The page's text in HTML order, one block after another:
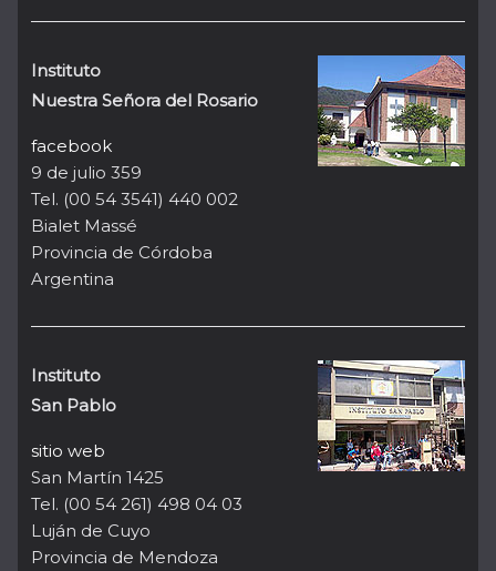
Instituto
Nuestra Señora del Rosario
facebook
9 de julio 359
Tel. (00 54 3541) 440 002
Bialet Massé
Provincia de Córdoba
Argentina
Instituto
San Pablo
sitio web
San Martín 1425
Tel. (00 54 261) 498 04 03
Luján de Cuyo
Provincia de Mendoza